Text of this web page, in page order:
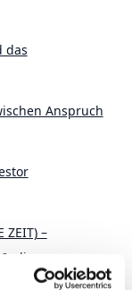
das
Anspruch
ZEIT) –